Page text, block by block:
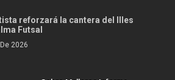
reforzará la cantera del Illes
Futsal
2026